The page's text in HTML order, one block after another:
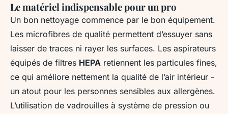
Le matériel indispensable pour un pro
Un bon nettoyage commence par le bon équipement.
Les microfibres de qualité permettent d’essuyer sans
laisser de traces ni rayer les surfaces. Les aspirateurs
équipés de filtres HEPA retiennent les particules fines,
ce qui améliore nettement la qualité de l’air intérieur -
un atout pour les personnes sensibles aux allergènes.
L’utilisation de vadrouilles à système de pression ou